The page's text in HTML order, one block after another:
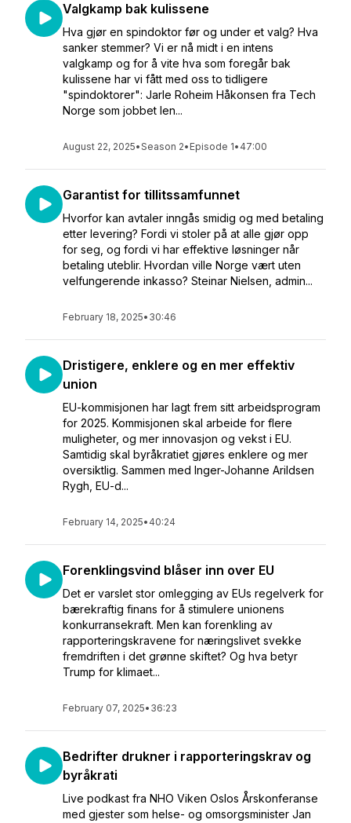
Valgkamp bak kulissene
Hva gjør en spindoktor før og under et valg? Hva
sanker stemmer? Vi er nå midt i en intens
valgkamp og for å vite hva som foregår bak
kulissene har vi fått med oss to tidligere
"spindoktorer": Jarle Roheim Håkonsen fra Tech
Norge som jobbet len...
August 22, 2025•Season 2• Episode 1• 47:00
Garantist for tillitssamfunnet
Hvorfor kan avtaler inngås smidig og med betaling
etter levering? Fordi vi stoler på at alle gjør opp
for seg, og fordi vi har effektive løsninger når
betaling uteblir. Hvordan ville Norge vært uten
velfungerende inkasso? Steinar Nielsen, admin...
February 18, 2025• 30:46
Dristigere, enklere og en mer effektiv
union
EU-kommisjonen har lagt frem sitt arbeidsprogram
for 2025. Kommisjonen skal arbeide for flere
muligheter, og mer innovasjon og vekst i EU.
Samtidig skal byråkratiet gjøres enklere og mer
oversiktlig. Sammen med Inger-Johanne Arildsen
Rygh, EU-d...
February 14, 2025• 40:24
Forenklingsvind blåser inn over EU
Det er varslet stor omlegging av EUs regelverk for
bærekraftig finans for å stimulere unionens
konkurransekraft. Men kan forenkling av
rapporteringskravene for næringslivet svekke
fremdriften i det grønne skiftet? Og hva betyr
Trump for klimaet...
February 07, 2025• 36:23
Bedrifter drukner i rapporteringskrav og
byråkrati
Live podkast fra NHO Viken Oslos Årskonferanse
med gjester som helse- og omsorgsminister Jan